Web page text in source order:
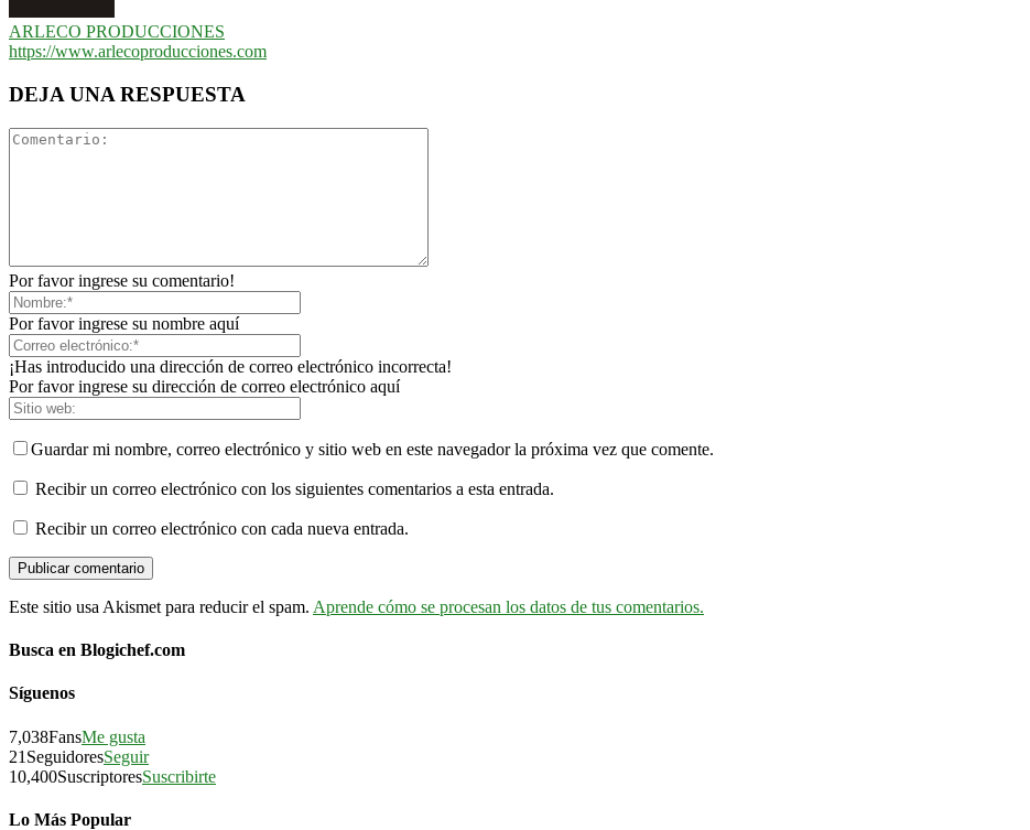
ARLECO PRODUCCIONES
https://www.arlecoproducciones.com
DEJA UNA RESPUESTA
Por favor ingrese su comentario!
Por favor ingrese su nombre aquí
¡Has introducido una dirección de correo electrónico incorrecta!
Por favor ingrese su dirección de correo electrónico aquí
Guardar mi nombre, correo electrónico y sitio web en este navegador la próxima vez que comente.
Recibir un correo electrónico con los siguientes comentarios a esta entrada.
Recibir un correo electrónico con cada nueva entrada.
Este sitio usa Akismet para reducir el spam. Aprende cómo se procesan los datos de tus comentarios.
Busca en Blogichef.com
Síguenos
7,038FansMe gusta
21 SeguidoresSeguir
10,400SuscriptoresSuscribirte
Lo Más Popular